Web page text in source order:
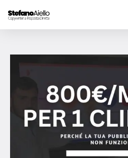
contenuto